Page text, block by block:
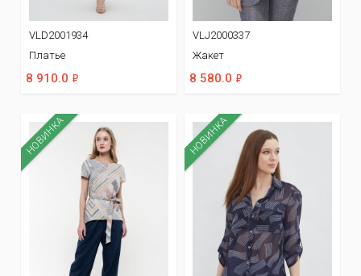
VLD2001934
Платье
8 910.0 ф
VLJ2000337
Жакет
8 580.0 ф
НОВИНКА НОВИНКА